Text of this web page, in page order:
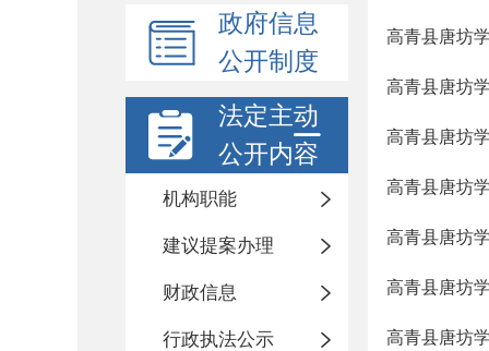
政府信息
公开制度
法定主动
公开内容
机构职能
建议提案办理
财政信息
行政执法公示
高青县唐坊
高青县唐坊
高青县唐坊
高青县唐坊
高青县唐坊
高青县唐坊
高青县唐坊